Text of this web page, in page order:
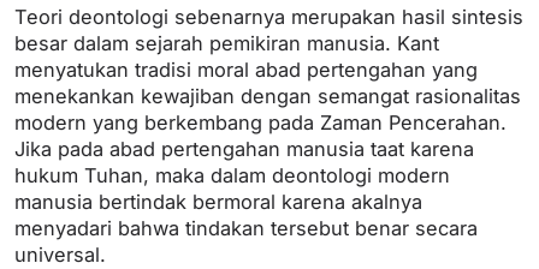
Teori deontologi sebenarnya merupakan hasil sintesis
besar dalam sejarah pemikiran manusia. Kant
menyatukan tradisi moral abad pertengahan yang
menekankan kewajiban dengan semangat rasionalitas
modern yang berkembang pada Zaman Pencerahan.
Jika pada abad pertengahan manusia taat karena
hukum Tuhan, maka dalam deontologi modern
manusia bertindak bermoral karena akalnya
menyadari bahwa tindakan tersebut benar secara
universal.